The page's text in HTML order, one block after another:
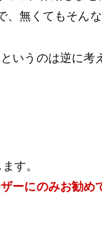
、無くてもそん
いうのは逆に考
す。
ーにのみお勧め